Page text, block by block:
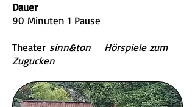
Dauer
90 Minuten 1 Pause
Theater sinn&ton Hörspiele zum
Zugucken